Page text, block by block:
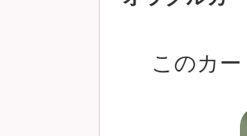
このカ